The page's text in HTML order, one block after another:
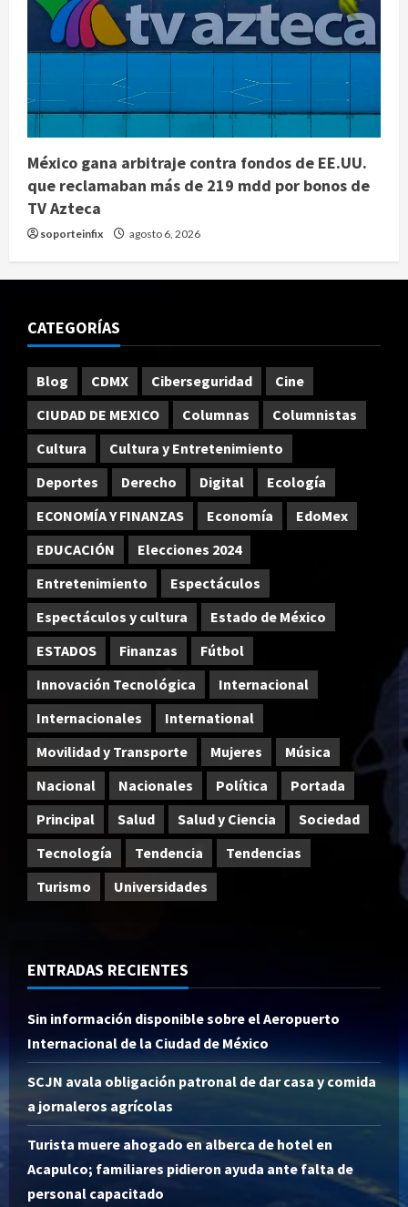
México gana arbitraje contra fondos de EE.UU.
que reclamaban más de 219 mdd por bonos de
TV Azteca
soporteinfix agosto 6, 2026
CATEGORÍAS
Blog CDMX Ciberseguridad
Cine
CIUDAD DE MEXICO
Columnas
Columnistas
Cultura
Cultura y Entretenimiento
Deportes
Derecho Digital
Ecología
ECONOMÍA Y FINANZAS
Economía
EdoMex
EDUCACIÓN
Elecciones 2024
Entretenimiento
Espectáculos
Espectáculos y cultura
Estado de México
ESTADOS
Finanzas
Fútbol
Innovación Tecnológica
Internacional
Internacionales
International
Movilidad y Transporte
Mujeres
Música
Nacional
Nacionales Política
Portada
Principal
Salud Salud y Ciencia
Sociedad
Tecnología
Tendencia
Tendencias
Turismo
Universidades
ENTRADAS RECIENTES
Sin información disponible sobre el Aeropuerto
Internacional de la Ciudad de México
SCJN avala obligación patronal de dar casa y comida
a jornaleros agrícolas
Turista muere ahogado en alberca de hotel en
Acapulco; familiares pidieron ayuda ante falta de
personal capacitado